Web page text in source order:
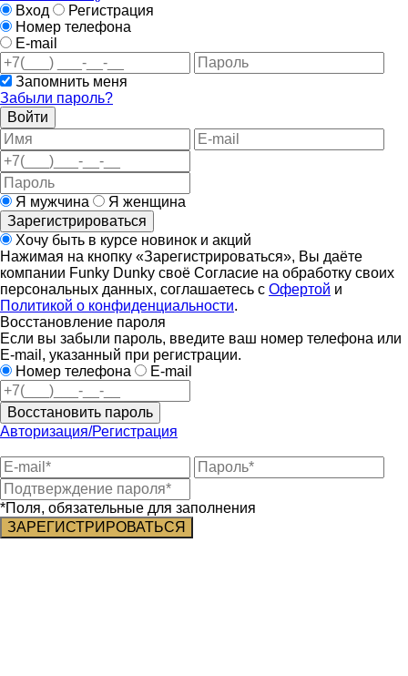
Вход
Регистрация
Номер телефона
E-mail
Запомнить меня
Забыли пароль?
Войти
Я мужчина
Я женщина
Зарегистрироваться
Хочу быть в курсе новинок и акций
Нажимая на кнопку «Зарегистрироваться», Вы даёте
компании Funky Dunky своё Согласие на обработку своих
персональных данных, соглашаетесь с Офертой и
Политикой о конфиденциальности.
Восстановление пароля
Если вы забыли пароль, введите ваш номер телефона или
E-mail, указанный при регистрации.
Номер телефона
E-mail
Восстановить пароль
Авторизация/Регистрация
*Поля, обязательные для заполнения